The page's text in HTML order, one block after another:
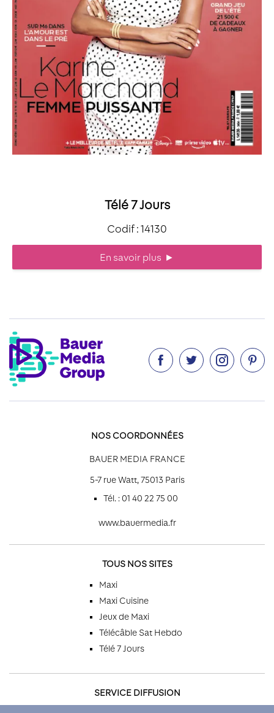
Télé 7 Jours
Codif : 14130
En savoir plus ►
   
NOS COORDONNÉES
BAUER MEDIA FRANCE
5-7 rue Watt, 75013 Paris
Tél. : 01 40 22 75 00
www.bauermedia.fr
TOUS NOS SITES
Maxi
Maxi Cuisine
Jeux de Maxi
Télécâble Sat Hebdo
Télé 7 Jours
SERVICE DIFFUSION